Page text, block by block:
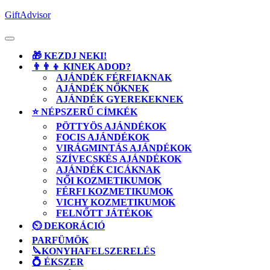
Skip
content
GiftAdvisor
Open
🎁 KEZDJ NEKI!
👨‍👨‍👦 KINEK ADOD?
AJÁNDÉK FÉRFIAKNAK
AJÁNDÉK NŐKNEK
AJÁNDÉK GYEREKEKNEK
⭐ NÉPSZERŰ CÍMKÉK
PÖTTYÖS AJÁNDÉKOK
FOCIS AJÁNDÉKOK
VIRÁGMINTÁS AJÁNDÉKOK
SZÍVECSKÉS AJÁNDÉKOK
AJÁNDÉK CICÁKNAK
NŐI KOZMETIKUMOK
FÉRFI KOZMETIKUMOK
VICHY KOZMETIKUMOK
FELNŐTT JÁTÉKOK
⏲️ DEKORÁCIÓ
PARFÜMÖK
🔪KONYHAFELSZERELÉS
💍 ÉKSZER